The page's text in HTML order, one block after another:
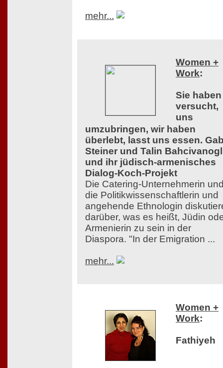
mehr...
Women +
Work:
Sie haben
versucht,
uns
umzubringen, wir haben
überlebt, lasst uns essen.
Steiner und Talin
und ihr jüdisch-armenisches
Dialog-Koch-Projekt
Die Catering-Unternehmerin
die Politikwissenschaftlerin und
angehende Ethnologin
darüber, was es heißt, Jüdin
Armenierin zu sein in der
Diaspora. "In der Emigration ...
mehr...
Women +
Work:
Fathiyeh